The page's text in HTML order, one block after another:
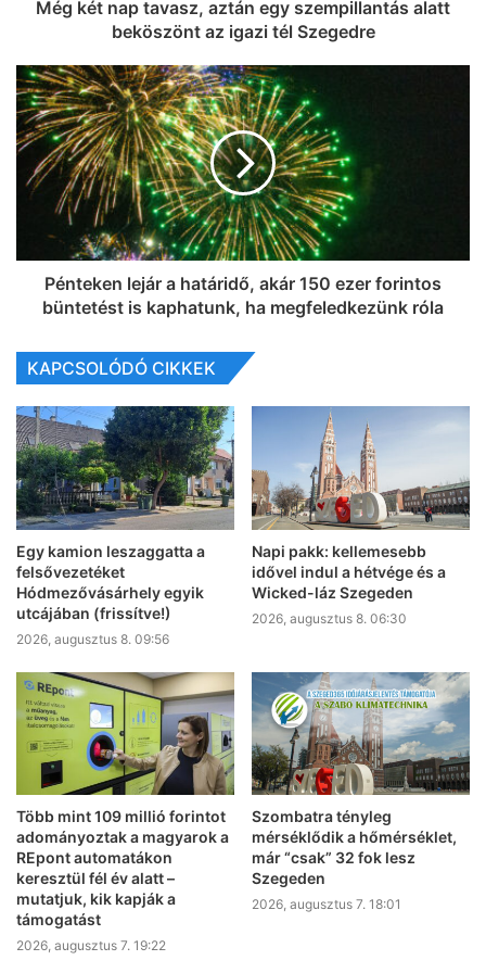
Még két nap tavasz, aztán egy szempillantás alatt
beköszönt az igazi tél Szegedre
Pénteken lejár a határidő, akár 150 ezer forintos
büntetést is kaphatunk, ha megfeledkezünk róla
KAPCSOLÓDÓ CIKKEK
Egy kamion leszaggatta a
felsővezetéket
Hódmezővásárhely egyik
utcájában (frissítve!)
2026, augusztus 8. 09:56
Napi pakk: kellemesebb
idővel indul a hétvége és a
Wicked-láz Szegeden
2026, augusztus 8. 06:30
Több mint 109 millió forintot
adományoztak a magyarok a
REpont automatákon
keresztül fél év alatt –
mutatjuk, kik kapják a
támogatást
2026, augusztus 7. 19:22
Szombatra tényleg
mérséklődik a hőmérséklet,
már “csak” 32 fok lesz
Szegeden
2026, augusztus 7. 18:01